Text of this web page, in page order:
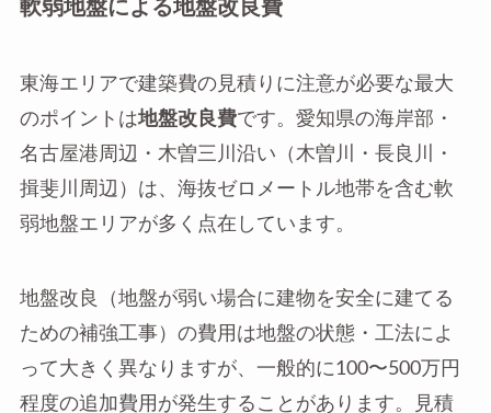
軟弱地盤による地盤改良費
東海エリアで建築費の見積りに注意が必要な最大
のポイントは地盤改良費です。愛知県の海岸部・
名古屋港周辺・木曽三川沿い（木曽川・長良川・
揖斐川周辺）は、海抜ゼロメートル地帯を含む軟
弱地盤エリアが多く点在しています。
地盤改良（地盤が弱い場合に建物を安全に建てる
ための補強工事）の費用は地盤の状態・工法によ
って大きく異なりますが、一般的に100〜500万円
程度の追加費用が発生することがあります。見積